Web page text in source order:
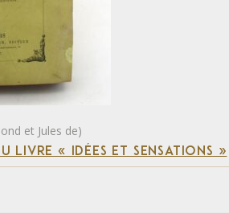
et Jules de)
LIVRE « IDÉES ET SENSATIONS »